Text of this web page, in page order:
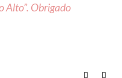
Alto”. Obrigado